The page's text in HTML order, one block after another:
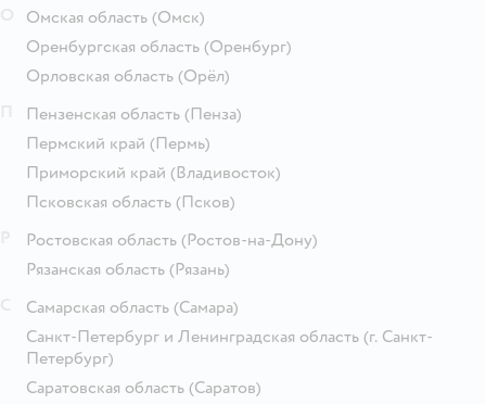
Омская область (Омск)
Оренбургская область (Оренбург)
Орловская область (Орёл)
Пензенская область (Пенза)
Пермский край (Пермь)
Приморский край (Владивосток)
Псковская область (Псков)
Ростовская область (Ростов-на-Дону)
Рязанская область (Рязань)
Самарская область (Самара)
Санкт-Петербург и Ленинградская область (г. Санкт-
Петербург)
Саратовская область (Саратов)